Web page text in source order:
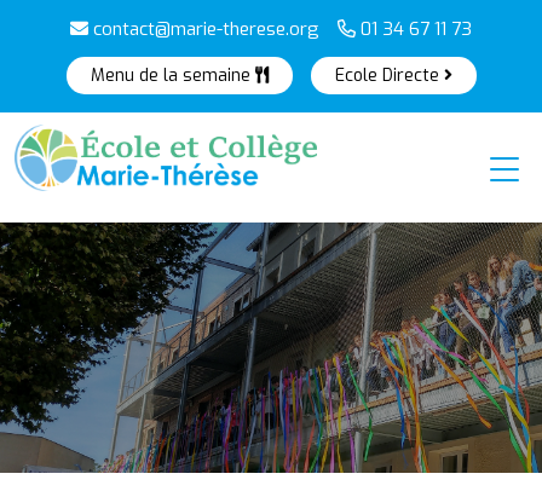
contact@marie-therese.org 01 34 67 11 73
Menu de la semaine Ecole Directe